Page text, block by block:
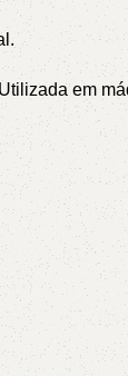
Utilizada em